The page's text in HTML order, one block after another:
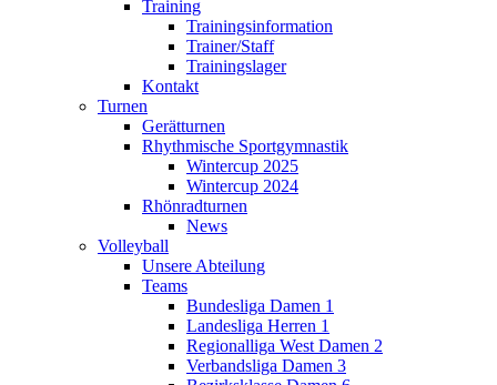
Training
Trainingsinformation
Trainer/Staff
Trainingslager
Kontakt
Turnen
Gerätturnen
Rhythmische Sportgymnastik
Wintercup 2025
Wintercup 2024
Rhönradturnen
News
Volleyball
Unsere Abteilung
Teams
Bundesliga Damen 1
Landesliga Herren 1
Regionalliga West Damen 2
Verbandsliga Damen 3